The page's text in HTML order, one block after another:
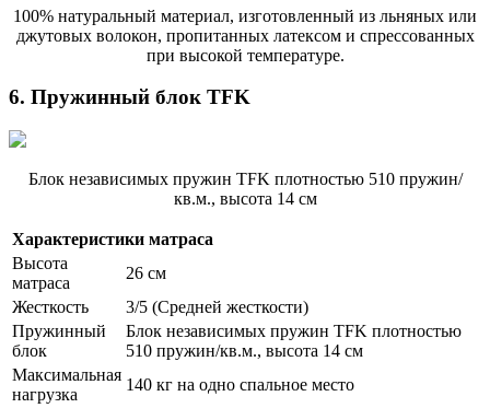
100% натуральный материал, изготовленный из льняных или
джутовых волокон, пропитанных латексом и спрессованных
при высокой температуре.
6. Пружинный блок TFK
Блок независимых пружин TFK плотностью 510 пружин/
кв.м., высота 14 см
Характеристики матраса
Высота
матраса
26 см
Жесткость
3/5 (Средней жесткости)
Пружинный
блок
Блок независимых пружин TFK плотностью
510 пружин/кв.м., высота 14 см
Максимальная
нагрузка
140 кг на одно спальное место